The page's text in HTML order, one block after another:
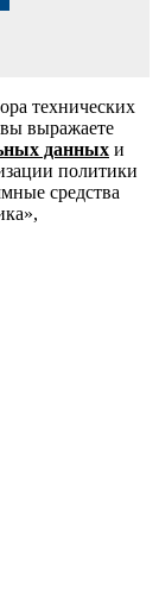
технических
выражаете
данных и
политики
средства